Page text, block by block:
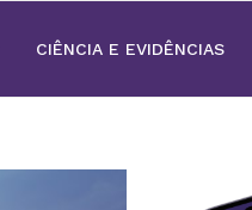
CIÊNCIA E EVIDÊNCIAS